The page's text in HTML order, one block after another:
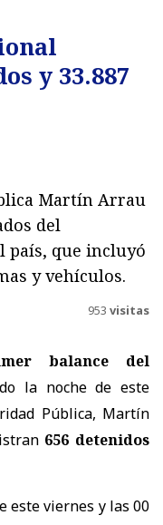
y 33.887
Martín Arrau
del
país, que incluyó
y vehículos.
953 visitas
balance del
la noche de este
Pública, Martín
656 detenidos
este viernes y las 00